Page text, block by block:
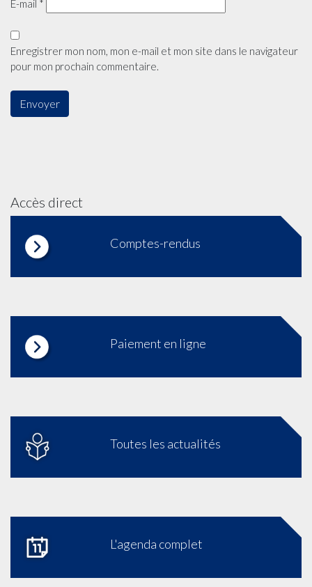
E-mail *
Enregistrer mon nom, mon e-mail et mon site dans le navigateur
pour mon prochain commentaire.
Accès direct
Comptes-rendus
Paiement en ligne
Toutes les actualités
L'agenda complet